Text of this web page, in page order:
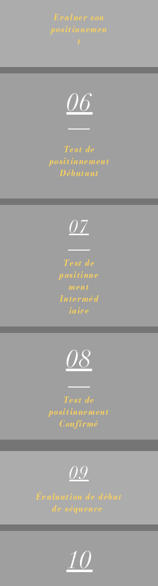
Evaluer son
positinnemen
t
06
Test de
positinnement
Débutant
07
Test de
positinne
ment
Interméd
iaire
08
Test de
positinnement
Confirmé
09
Évaluation de début
de séquence
10